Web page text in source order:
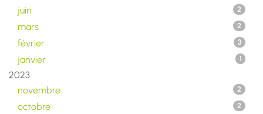
juin 2
mars 2
février 3
janvier 1
2023
novembre
2
octobre 2